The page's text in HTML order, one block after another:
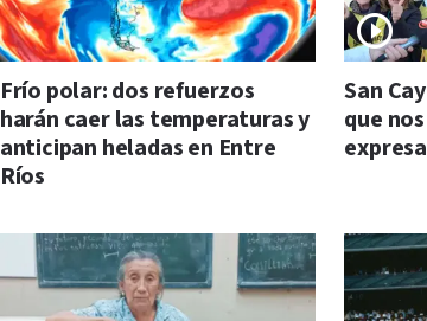
Frío polar: dos refuerzos
harán caer las temperaturas y
anticipan heladas en Entre
Ríos
San
que